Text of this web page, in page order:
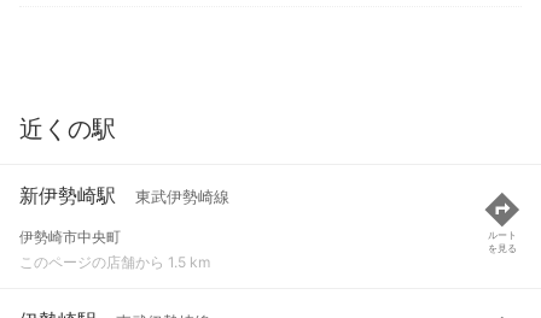
近くの駅
新伊勢崎駅 東武伊勢崎線
伊勢崎市中央町
このページの店舗から 1.5 km
ルート
を見る